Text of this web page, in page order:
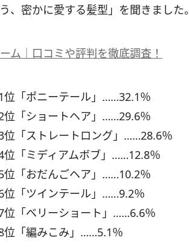
、密かに愛する髪型」を聞きました。
ム｜口コミや評判を徹底調査！
位「ポニーテール」……32.1％
位「ショートヘア」……29.6％
位「ストレートロング」……28.6％
位「ミディアムボブ」……12.8％
位「おだんごヘア」……10.2％
位「ツインテール」……9.2％
位「ベリーショート」……6.6％
位「編みこみ」……5.1％